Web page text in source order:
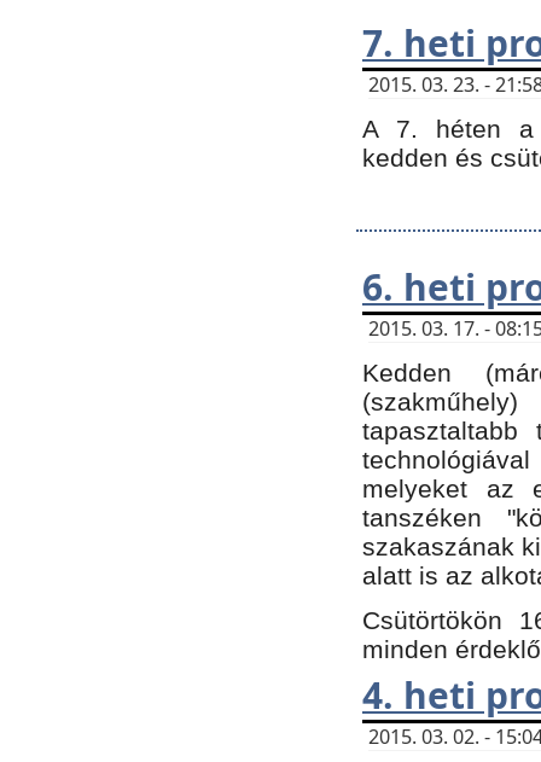
7. heti
2015. 03. 23. -
A 7. héten a
kedden és
6. heti
2015. 03. 17. -
Kedden
tapasztaltabb
melyeket az
tanszéken
szakaszának
alatt is az
Csütörtökön
minden
4. heti
2015. 03. 02. -